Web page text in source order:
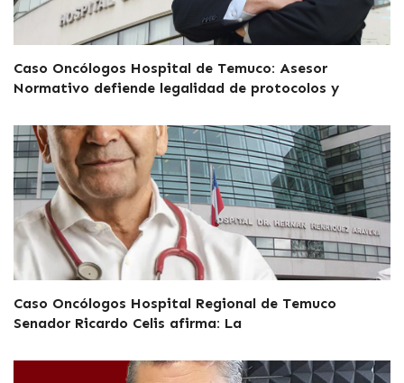
Caso Oncólogos Hospital de Temuco: Asesor
Normativo defiende legalidad de protocolos y
Caso Oncólogos Hospital Regional de Temuco
Senador Ricardo Celis afirma: La